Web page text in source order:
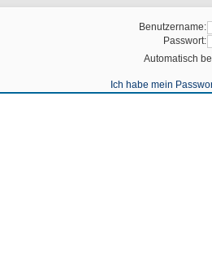
Benutzername:
Passwort:
Automatisch
Ich habe mein